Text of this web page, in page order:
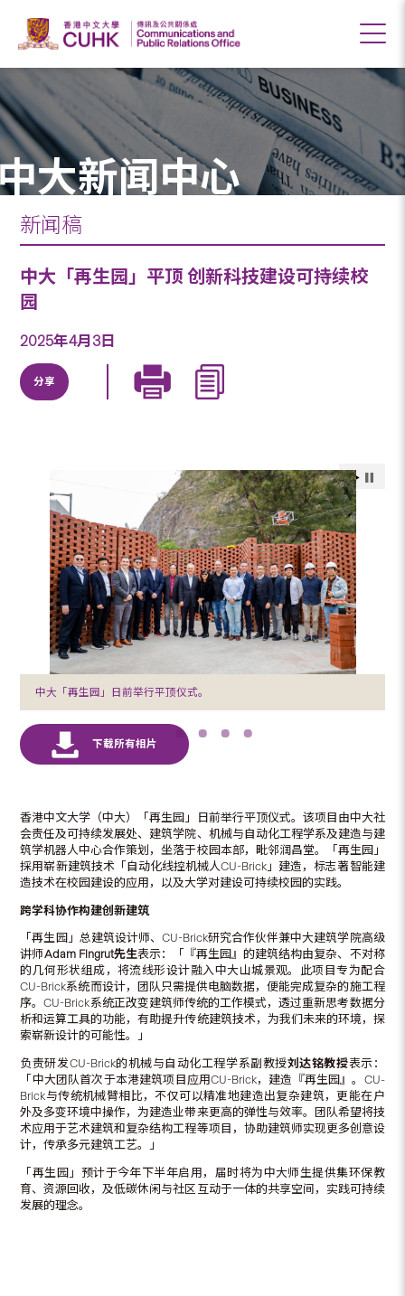
大新闻中心
新闻稿
中大「再生园」平顶 创新科技建设可持续校
园
2025年4月3日
分享
中大「再生园」日前举行平顶仪式。
香港中文大学（中大）「再生园」日前举行平顶仪式。该项目由中大社
会责任及可持续发展处、建筑学院、机械与自动化工程学系及建造与建
筑学机器人中心合作策划，坐落于校园本部，毗邻润昌堂。「再生园」
採用崭新建筑技术「自动化线控机械人CU-Brick」建造，标志著智能建
造技术在校园建设的应用，以及大学对建设可持续校园的实践。
跨学科协作构建创新建筑
「再生园」总建筑设计师、CU-Brick研究合作伙伴兼中大建筑学院高级
讲师Adam Fingrut先生表示：「『再生园』的建筑结构由复杂、不对称
的几何形状组成，将流线形设计融入中大山城景观。此项目专为配合
CU-Brick系统而设计，团队只需提供电脑数据，便能完成复杂的施工程
序。CU-Brick系统正改变建筑师传统的工作模式，透过重新思考数据分
析和运算工具的功能，有助提升传统建筑技术，为我们未来的环境，探
索崭新设计的可能性。」
负责研发CU-Brick的机械与自动化工程学系副教授刘达铭教授表示：
「中大团队首次于本港建筑项目应用CU-Brick，建造『再生园』。CU-
Brick与传统机械臂相比，不仅可以精准地建造出复杂建筑，更能在户
外及多变环境中操作，为建造业带来更高的弹性与效率。团队希望将技
术应用于艺术建筑和复杂结构工程等项目，协助建筑师实现更多创意设
计，传承多元建筑工艺。」
「再生园」预计于今年下半年启用，届时将为中大师生提供集环保教
育、资源回收，及低碳休闲与社区互动于一体的共享空间，实践可持续
发展的理念。